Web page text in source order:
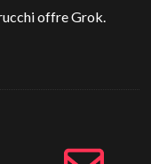
offre Grok.